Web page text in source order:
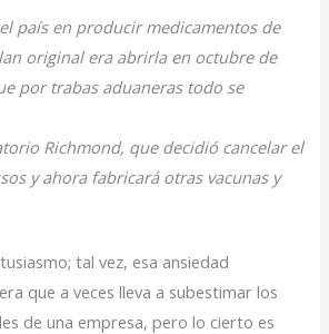
país en producir medicamentos de
original era abrirla en octubre de
por trabas aduaneras todo se
Richmond, que decidió cancelar el
y ahora fabricará otras vacunas y
tal vez, esa ansiedad
que a veces lleva a subestimar los
de una empresa, pero lo cierto es